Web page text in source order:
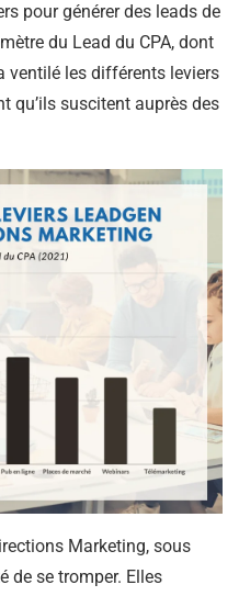
pour générer des leads de
du Lead du CPA, dont
ventilé les différents leviers
qu’ils suscitent auprès des
Marketing, sous
de se tromper. Elles